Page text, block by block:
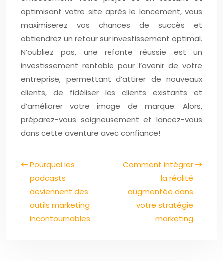
optimisant votre site après le lancement, vous
maximiserez vos chances de succès et
obtiendrez un retour sur investissement optimal.
N’oubliez pas, une refonte réussie est un
investissement rentable pour l’avenir de votre
entreprise, permettant d’attirer de nouveaux
clients, de fidéliser les clients existants et
d’améliorer votre image de marque. Alors,
préparez-vous soigneusement et lancez-vous
dans cette aventure avec confiance!
Pourquoi les
podcasts
deviennent des
outils marketing
incontournables
Comment intégrer
la réalité
augmentée dans
votre stratégie
marketing